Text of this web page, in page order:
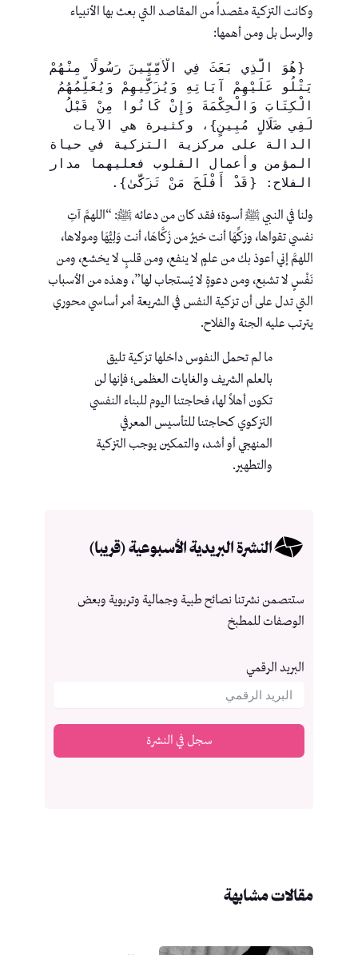
وكانت التزكية مقصداً من المقاصد التي بعث بها الأنبياء
والرسل بل ومن أهمها:
الفلاح: {قَدْ أَفْلَحَ مَنْ تَزَكَّىٰ}.
ولنا في النبي ﷺ أسوة؛ فقد كان من دعائه ﷺ: “اللهمَّ آتِ
نفسي تقواها، وزكِّهَا أنت خيرُ من زَكَّاهَا، أنت وَلِيُّهَا ومولاها،
اللهمَّ إني أعوذ بك من علمٍ لا ينفع، ومن قلبٍ لا يخشع، ومن
نَفْسٍ لا تشبع، ومن دعوةٍ لا يُستجاب لها”، وهذه من الأسباب
التي تدل على أن تزكية النفس في الشريعة أمر أساسي محوري
يترتب عليه الجنة والفلاح.
ما لم تحمل النفوس داخلها تزكية تليق
بالعلم الشريف والغايات العظمى؛ فإنها لن
تكون أهلاً لها، فحاجتنا اليوم للبناء النفسي
التزكوي كحاجتنا للتأسيس المعرفي
المنهجي أو أشد، والتمكين يوجب التزكية
والتطهير.
النشرة البريدية الأسبوعية (قريبا)
ستتصمن نشرتنا نصائح طبية وجمالية وتربوية وبعض
الوصفات للمطبخ
البريد الرقمي
سجل في النشرة
مقالات مشابهة